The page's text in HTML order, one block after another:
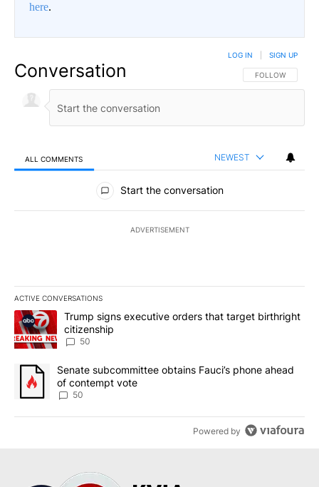
here.
Conversation FOLLOW THIS
FOLLOW
LOG IN SIGN UP
ALL COMMENTS NEWEST
All Comments
Start the conversation
ADVERTISEMENT
ACTIVE CONVERSATIONS
The following is a list of the most commented articles in the last
A trending article titled "Trump signs executive orders that
Trump signs executive orders that target birthright
citizenship
50
A trending article titled "Senate subcommittee obtains Fauci’s
Senate subcommittee obtains Fauci’s phone ahead
of contempt vote
50
Powered by